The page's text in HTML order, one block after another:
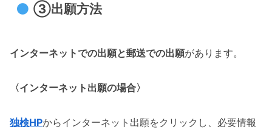
③出願方法
インターネットでの出願と郵送での出願があります。
〈インターネット出願の場合〉
独検HPからインターネット出願をクリックし、必要情報